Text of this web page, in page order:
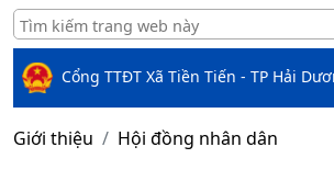
Cổng TTĐT Xã Tiền Tiến - TP Hải
Giới thiệu Hội đồng nhân dân